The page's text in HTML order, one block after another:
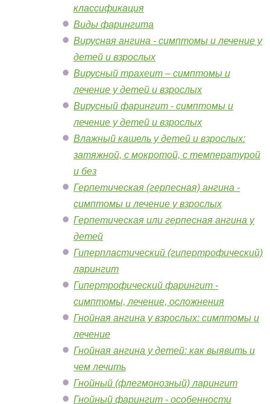
классификация
Виды фарингита
Вирусная ангина - симптомы и лечение у
детей и взрослых
Вирусный трахеит – симптомы и
лечение у детей и взрослых
Вирусный фарингит - симптомы и
лечение у детей и взрослых
Влажный кашель у детей и взрослых:
затяжной, с мокротой, с температурой
и без
Герпетическая (герпесная) ангина -
симптомы и лечение у взрослых
Герпетическая или герпесная ангина у
детей
Гиперпластический (гипертрофический)
ларингит
Гипертрофический фарингит -
симптомы, лечение, осложнения
Гнойная ангина у взрослых: симптомы и
лечение
Гнойная ангина у детей: как выявить и
чем лечить
Гнойный (флегмонозный) ларингит
Гнойный фарингит - особенности